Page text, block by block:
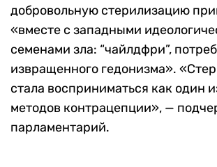
добровольную стерилизацию
«вместе с западными
семенами зла: “чайлдфри”,
извращенного гедонизма».
стала восприниматься как один
методов контрацепции», —
парламентарий.